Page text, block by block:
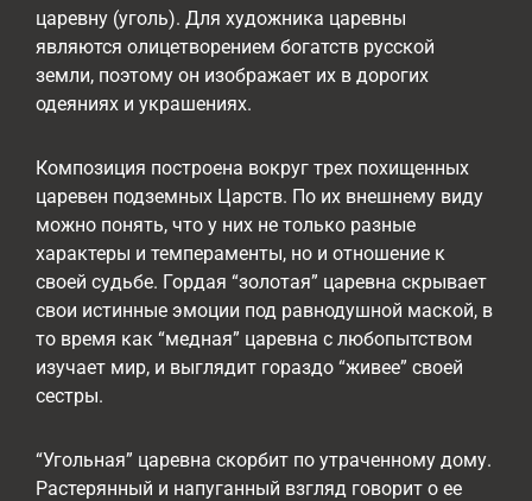
царевну (уголь). Для художника царевны
являются олицетворением богатств русской
земли, поэтому он изображает их в дорогих
одеяниях и украшениях.
Композиция построена вокруг трех похищенных
царевен подземных Царств. По их внешнему виду
можно понять, что у них не только разные
характеры и темпераменты, но и отношение к
своей судьбе. Гордая “золотая” царевна скрывает
свои истинные эмоции под равнодушной маской, в
то время как “медная” царевна с любопытством
изучает мир, и выглядит гораздо “живее” своей
сестры.
“Угольная” царевна скорбит по утраченному дому.
Растерянный и напуганный взгляд говорит о ее